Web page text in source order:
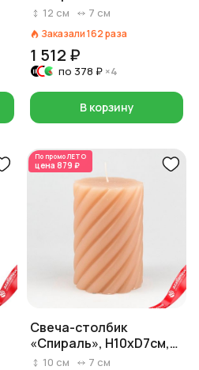
кремовый
12 см 7 см
Заказали162раза
1 512 ₽
по 378 ₽ ×4
В корзину
По промоЛЕТО
цена 879 ₽
Свеча-столбик
«Спираль», H10xD7см,
кремовый
10 см 7 см